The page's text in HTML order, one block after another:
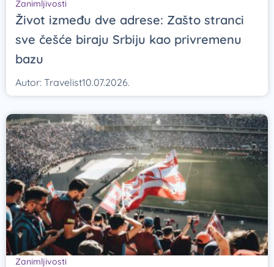
Zanimljivosti
Život između dve adrese: Zašto stranci
sve češće biraju Srbiju kao privremenu
bazu
Autor: Travelist10.07.2026.
Zanimljivosti